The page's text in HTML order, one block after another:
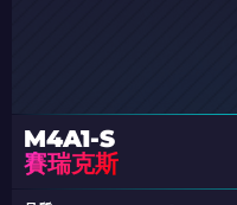
M4A1-S
賽瑞克斯